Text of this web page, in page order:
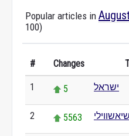
Popular articles in
100)
# Changes
1 5 ישראל
2 5563